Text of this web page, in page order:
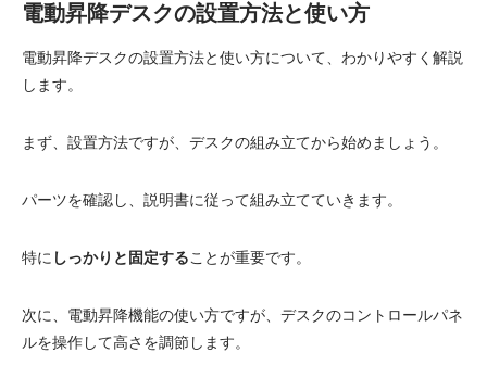
電動昇降デスクの設置方法と使い方
電動昇降デスクの設置方法と使い方について、わかりやすく解説
します。
まず、設置方法ですが、デスクの組み立てから始めましょう。
パーツを確認し、説明書に従って組み立てていきます。
特に しっかりと固定することが重要です。
次に、電動昇降機能の使い方ですが、デスクのコントロールパネ
ルを操作して高さを調節します。